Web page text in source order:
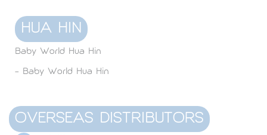
HUA HIN
Baby World Hua Hin
- Baby World Hua Hin
OVERSEAS DISTRIBUTORS